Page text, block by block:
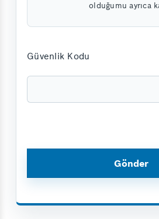
olduğumu ayrıca
Güvenlik Kodu